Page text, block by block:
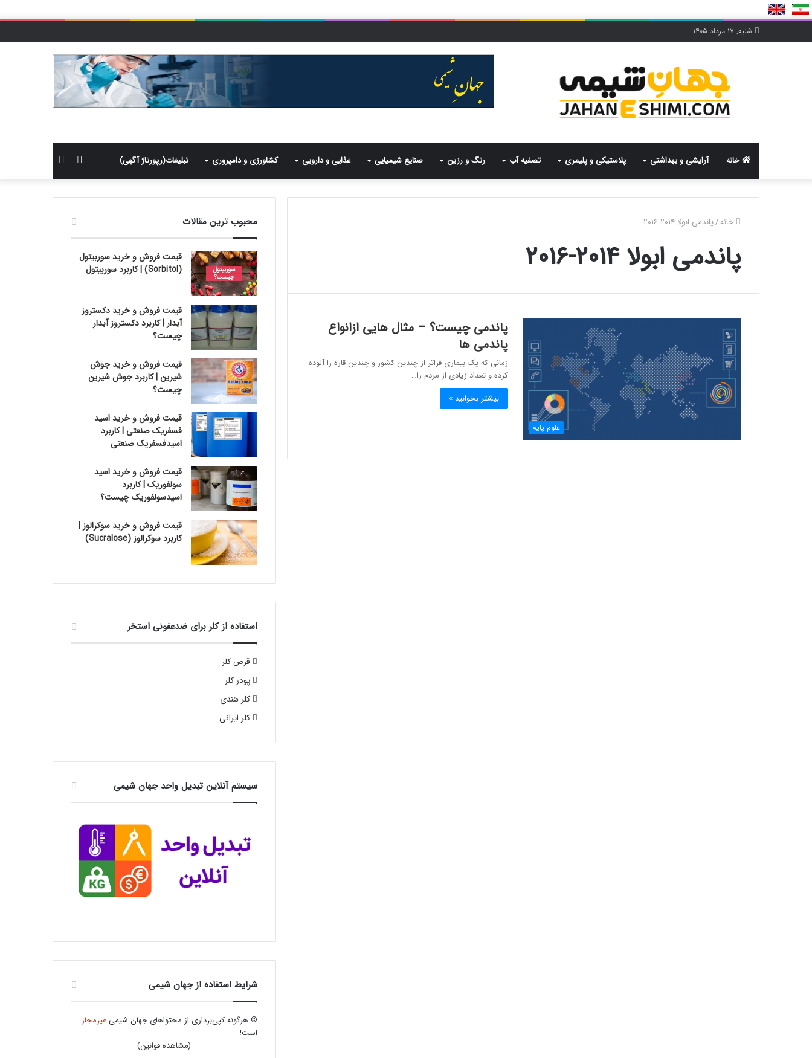
شنبه, ۱۷ مرداد ۱۴۰۵
خانه آرایشی و بهداشتی پلاستیکی و پلیمری تصفیه آب رنگ و رزین صنایع شیمیایی غذایی و دارویی کشاورزی و دامپروری تبلیغات(رپورتاژ آگهی)
برای
سایدبار
خانه/پاندمی ابولا ۲۰۱۴-۲۰۱۶
پاندمی ابولا ۲۰۱۴-۲۰۱۶
علوم پایه
پاندمی چیست؟ – مثال هایی ازانواع
پاندمی ها
زمانی که یک بیماری فراتر از چندین کشور و چندین قاره را آلوده
کرده و تعداد زیادی از مردم را…
بیشتر بخوانید »
محبوب ترین مقالات
قیمت فروش و خرید سوربیتول
(Sorbitol) | کاربرد سوربیتول
قیمت فروش و خرید دکستروز
آبدار | کاربرد دکستروز آبدار
چیست؟
قیمت فروش و خرید جوش
شیرین | کاربرد جوش شیرین
چیست؟
قیمت فروش و خرید اسید
فسفریک صنعتی | کاربرد
اسیدفسفریک صنعتی
قیمت فروش و خرید اسید
سولفوریک | کاربرد
اسیدسولفوریک چیست؟
قیمت فروش و خرید سوکرالوز |
کاربرد سوکرالوز (Sucralose)
استفاده از کلر برای ضدعفونی استخر
قرص کلر
پودر کلر
کلر هندی
کلر ایرانی
سیستم آنلاین تبدیل واحد جهان شیمی
شرایط استفاده از جهان شیمی
© هرگونه کپی‌برداری از محتواهای جهان شیمیغیرمجاز
است!
(مشاهده قوانین)